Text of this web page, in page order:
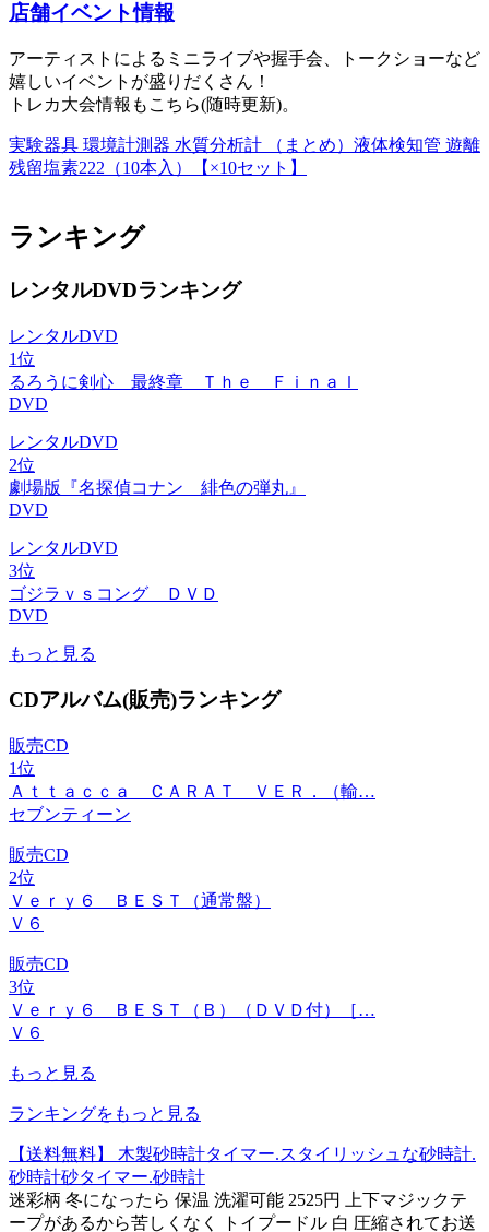
店舗イベント情報
アーティストによるミニライブや握手会、トークショーなど
嬉しいイベントが盛りだくさん！
トレカ大会情報もこちら(随時更新)。
実験器具 環境計測器 水質分析計 （まとめ）液体検知管 遊離
残留塩素222（10本入）【×10セット】
ランキング
レンタルDVDランキング
レンタルDVD
1位
るろうに剣心 最終章 Ｔｈｅ Ｆｉｎａｌ
DVD
レンタルDVD
2位
劇場版『名探偵コナン 緋色の弾丸』
DVD
レンタルDVD
3位
ゴジラｖｓコング ＤＶＤ
DVD
もっと見る
CDアルバム(販売)ランキング
販売CD
1位
Ａｔｔａｃｃａ ＣＡＲＡＴ ＶＥＲ．（輸…
セブンティーン
販売CD
2位
Ｖｅｒｙ６ ＢＥＳＴ（通常盤）
Ｖ６
販売CD
3位
Ｖｅｒｙ６ ＢＥＳＴ（Ｂ）（ＤＶＤ付）［…
Ｖ６
もっと見る
ランキングをもっと見る
【送料無料】 木製砂時計タイマー.スタイリッシュな砂時計.
砂時計砂タイマー.砂時計
迷彩柄 冬になったら 保温 洗濯可能 2525円 上下マジックテ
ープがあるから苦しくなく トイプードル 白 圧縮されてお送